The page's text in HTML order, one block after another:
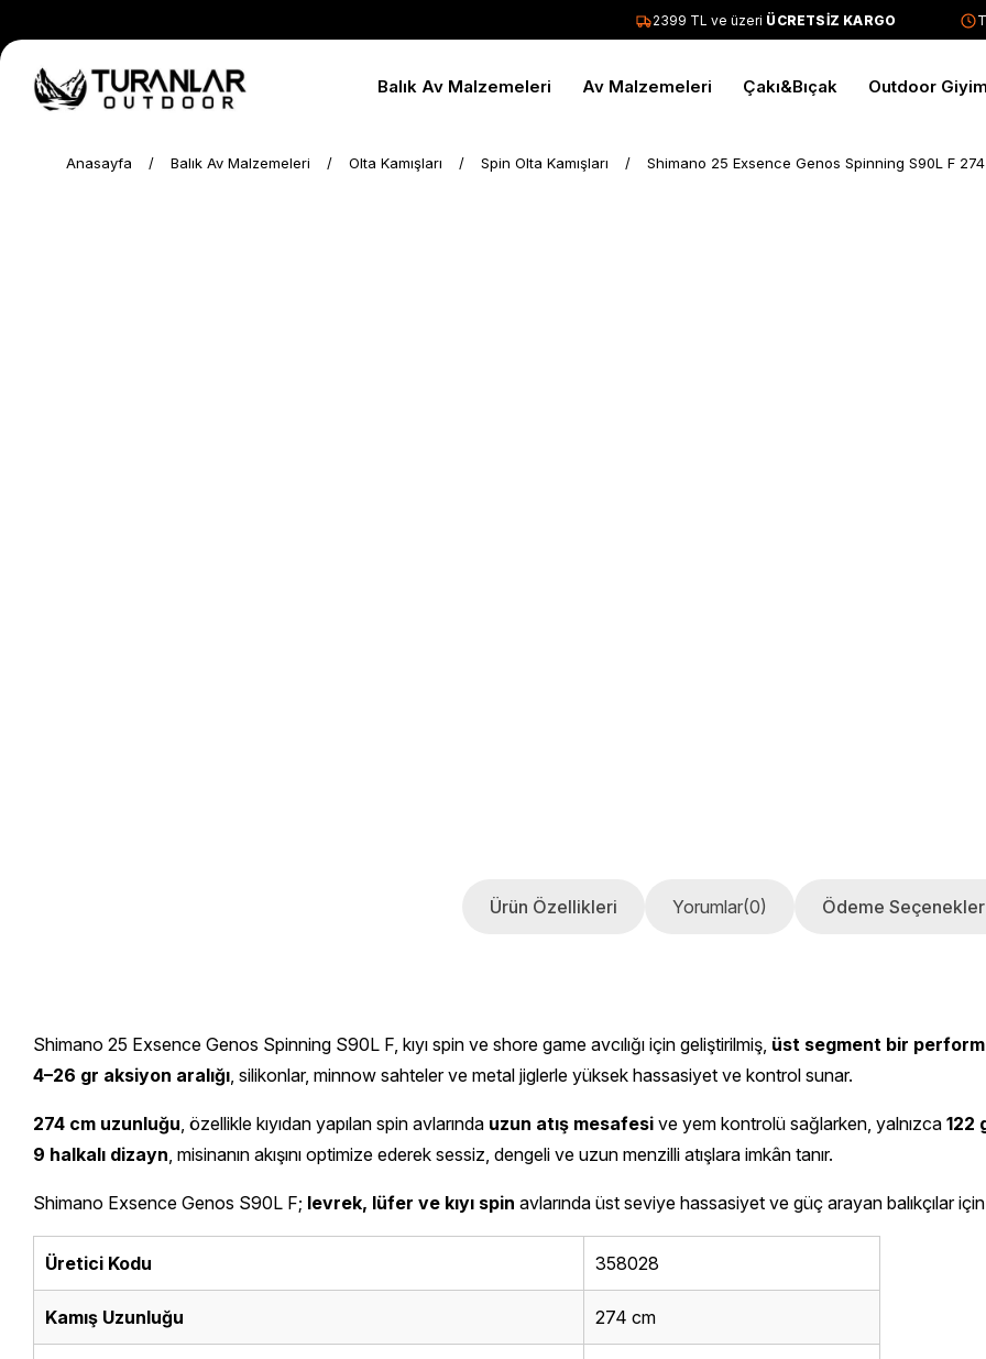
2399 TL ve üzeriÜCRETSİZ KARGO
Balık Av Malzemeleri Av Malzemeleri Çakı&Bıçak Outdoor
Anasayfa Balık Av Malzemeleri Olta Kamışları Spin Olta Kamışları Shimano 25 Exsence Genos Spinning S90L F 274
Ürün Özellikleri Yorumlar(0) Ödeme
Shimano 25 Exsence Genos Spinning S90L F, kıyı spin ve shore game avcılığı için geliştirilmiş, üst segment bir
4–26 gr aksiyon aralığı, silikonlar, minnow sahteler ve metal jiglerle yüksek hassasiyet ve kontrol sunar.
274 cm uzunluğu, özellikle kıyıdan yapılan spin avlarında uzun atış mesafesi ve yem kontrolü sağlarken, yalnızca 122
9 halkalı dizayn, misinanın akışını optimize ederek sessiz, dengeli ve uzun menzilli atışlara imkân tanır.
Shimano Exsence Genos S90L F; levrek, lüfer ve kıyı spin avlarında üst seviye hassasiyet ve güç arayan balıkçılar için
Üretici Kodu 358028
Kamış Uzunluğu 274 cm